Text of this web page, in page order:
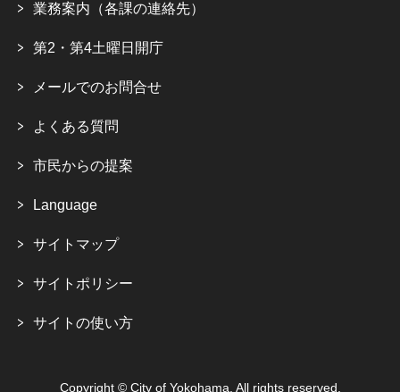
業務案内（各課の連絡先）
第2・第4土曜日開庁
メールでのお問合せ
よくある質問
市民からの提案
Language
サイトマップ
サイトポリシー
サイトの使い方
Copyright © City of Yokohama. All rights reserved.